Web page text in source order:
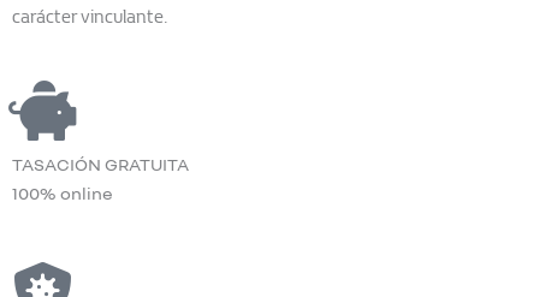
carácter vinculante.
TASACIÓN GRATUITA
100% online